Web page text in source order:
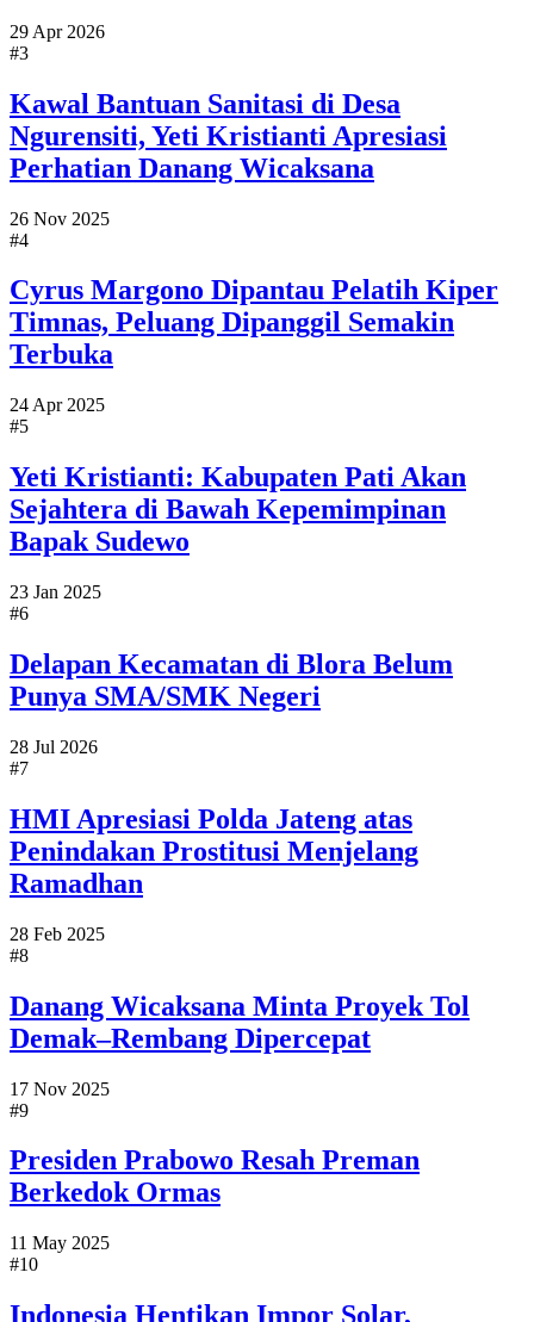
29 Apr 2026
#3
Kawal Bantuan Sanitasi di Desa
Ngurensiti, Yeti Kristianti Apresiasi
Perhatian Danang Wicaksana
26 Nov 2025
#4
Cyrus Margono Dipantau Pelatih Kiper
Timnas, Peluang Dipanggil Semakin
Terbuka
24 Apr 2025
#5
Yeti Kristianti: Kabupaten Pati Akan
Sejahtera di Bawah Kepemimpinan
Bapak Sudewo
23 Jan 2025
#6
Delapan Kecamatan di Blora Belum
Punya SMA/SMK Negeri
28 Jul 2026
#7
HMI Apresiasi Polda Jateng atas
Penindakan Prostitusi Menjelang
Ramadhan
28 Feb 2025
#8
Danang Wicaksana Minta Proyek Tol
Demak–Rembang Dipercepat
17 Nov 2025
#9
Presiden Prabowo Resah Preman
Berkedok Ormas
11 May 2025
#10
Indonesia Hentikan Impor Solar,